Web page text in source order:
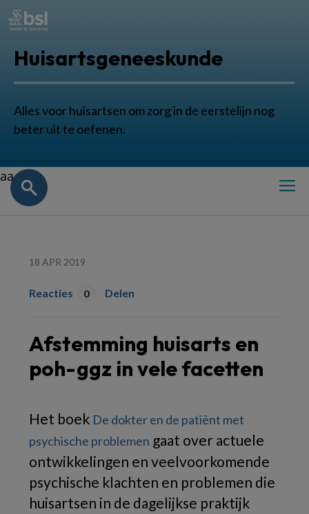
Huisartsgeneeskunde
Alles voor huisartsen om zorg in de eerstelijn nog
beter uit te oefenen.
aa
18 APR 2019
Reacties 0 Delen
Afstemming huisarts en
poh-ggz in vele facetten
Het boek De dokter en de patiënt met
psychische problemen gaat over actuele
ontwikkelingen en veelvoorkomende
psychische klachten en problemen die
huisartsen in de dagelijkse praktijk